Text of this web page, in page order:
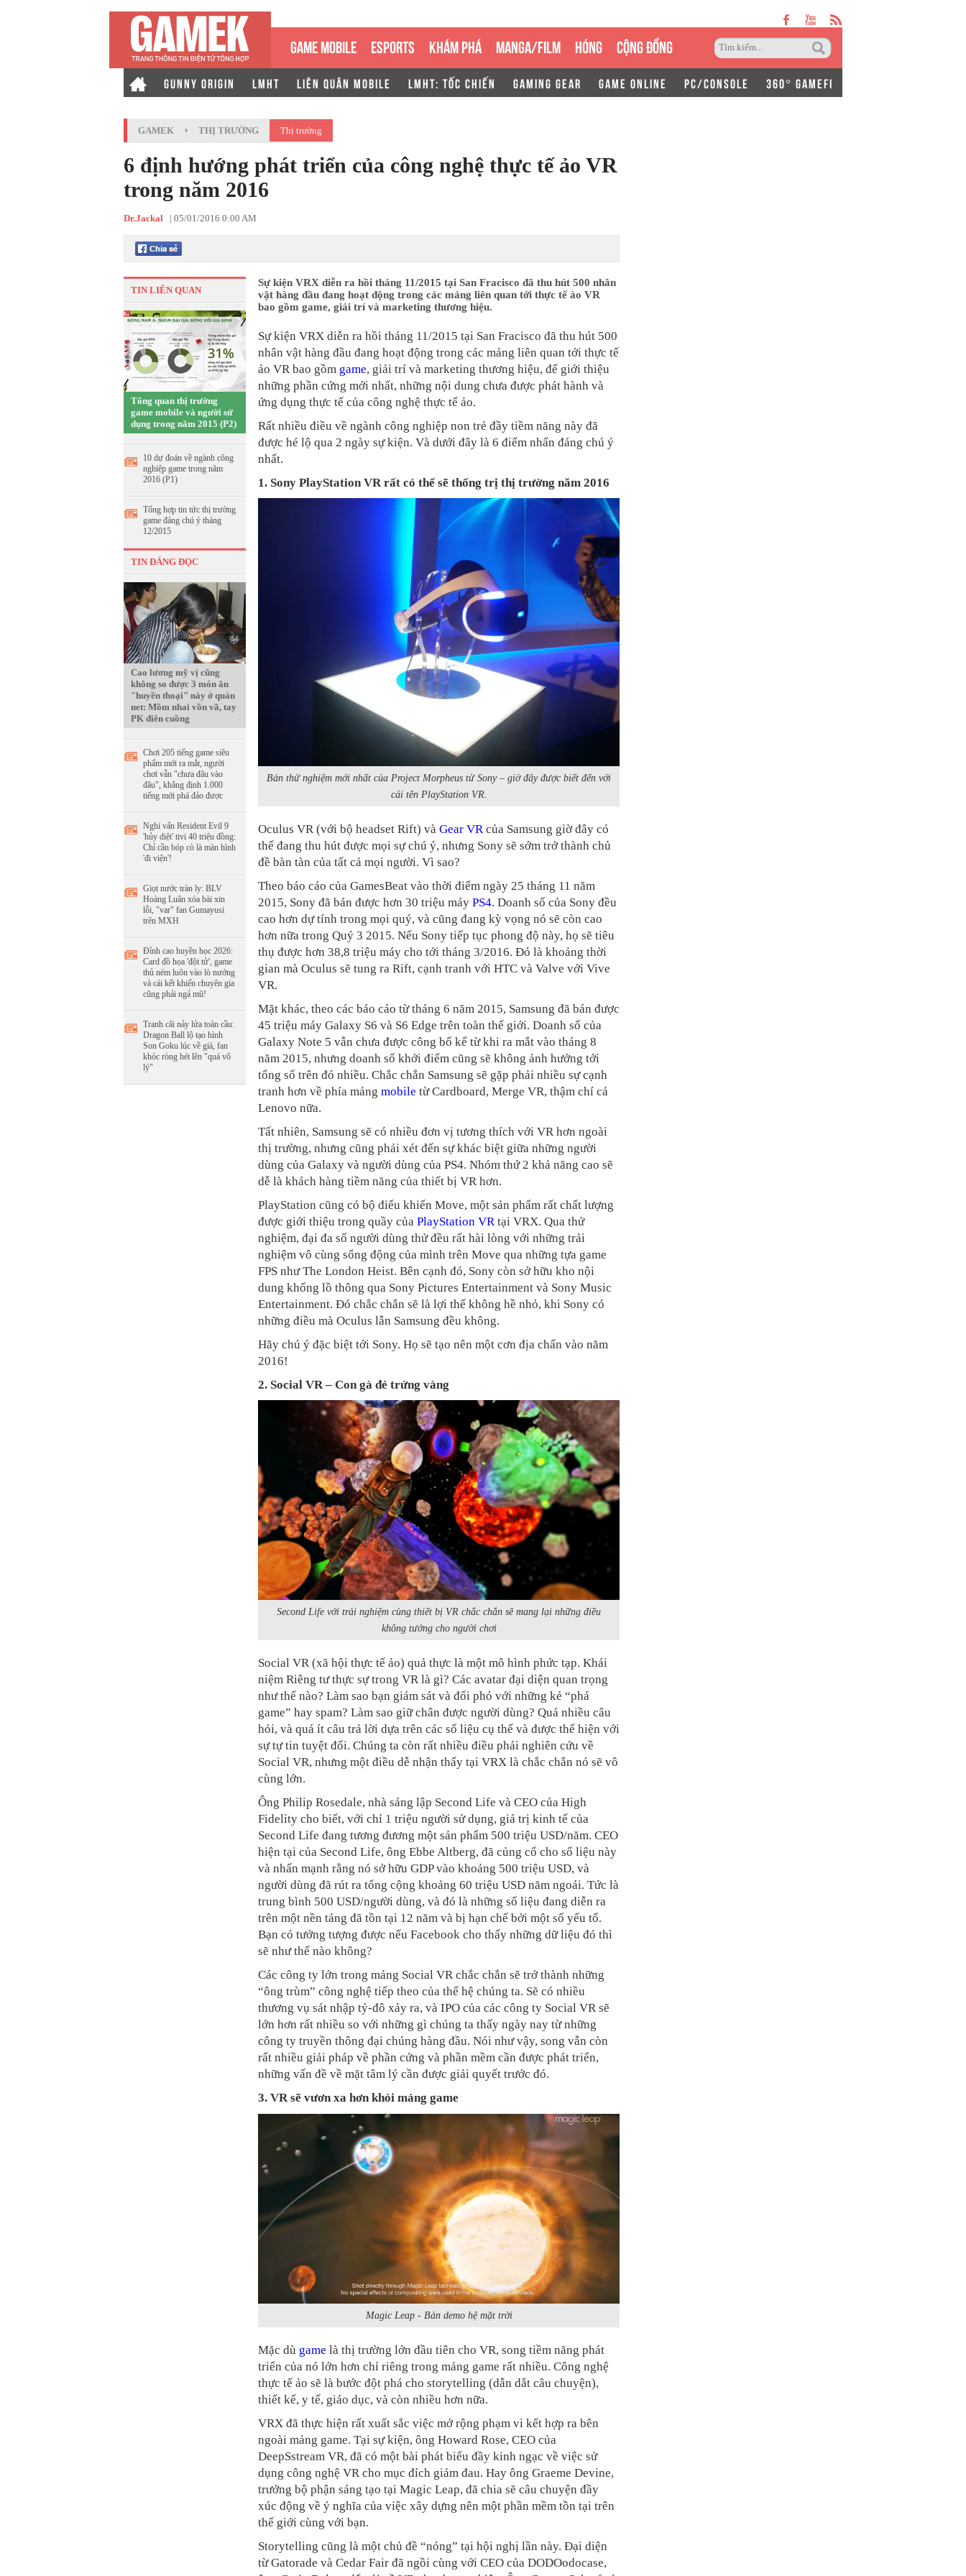
GAME MOBILE ESPORTS KHÁM PHÁ MANGA/FILM HÓNG CỘNG ĐỒNG
GUNNY ORIGIN LMHT LIÊN QUÂN MOBILE LMHT: TỐC CHIẾN GAMING GEAR GAME ONLINE PC/CONSOLE 360° GAMEFI
GAMEK › THỊ TRƯỜNG Thị trường
6 định hướng phát triển của công nghệ thực tế ảo VR
trong năm 2016
Dr.Jackal | 05/01/2016 0:00 AM
TIN LIÊN QUAN
Tổng quan thị trường
game mobile và người sử
dụng trong năm 2015 (P2)
10 dự đoán về ngành công
nghiệp game trong năm
2016 (P1)
Tổng hợp tin tức thị trường
game đáng chú ý tháng
12/2015
TIN ĐÁNG ĐỌC
Cao lương mỹ vị cũng
không so được 3 món ăn
"huyền thoại" này ở quán
net: Mồm nhai vồn vã, tay
PK điên cuồng
Chơi 205 tiếng game siêu
phẩm mới ra mắt, người
chơi vẫn "chưa đâu vào
đâu", khẳng định 1.000
tiếng mới phá đảo được
Nghi vấn Resident Evil 9
'hủy diệt' tivi 40 triệu đồng:
Chỉ cần bóp cò là màn hình
'đi viện'!
Giọt nước tràn ly: BLV
Hoàng Luân xóa bài xin
lỗi, "var" fan Gumayusi
trên MXH
Đỉnh cao huyền học 2026:
Card đồ họa 'đột tử', game
thủ ném luôn vào lò nướng
và cái kết khiến chuyên gia
cũng phải ngả mũ!
Tranh cãi nảy lửa toàn cầu:
Dragon Ball lộ tạo hình
Son Goku lúc về già, fan
khóc ròng hét lên "quá vô
lý"
Sự kiện VRX diễn ra hồi tháng 11/2015 tại San Fracisco đã thu hút 500 nhân
vật hàng đầu đang hoạt động trong các mảng liên quan tới thực tế ảo VR
bao gồm game, giải trí và marketing thương hiệu.
Sự kiện VRX diễn ra hồi tháng 11/2015 tại San Fracisco đã thu hút 500
nhân vật hàng đầu đang hoạt động trong các mảng liên quan tới thực tế
ảo VR bao gồm game, giải trí và marketing thương hiệu, để giới thiệu
những phần cứng mới nhất, những nội dung chưa được phát hành và
ứng dụng thực tế của công nghệ thực tế ảo.
Rất nhiều điều về ngành công nghiệp non trẻ đầy tiềm năng này đã
được hé lộ qua 2 ngày sự kiện. Và dưới đây là 6 điểm nhấn đáng chú ý
nhất.
1. Sony PlayStation VR rất có thể sẽ thống trị thị trường năm 2016
Bản thử nghiệm mới nhất của Project Morpheus từ Sony – giờ đây được biết đến với
cái tên PlayStation VR.
Oculus VR (với bộ headset Rift) và Gear VR của Samsung giờ đây có
thể đang thu hút được mọi sự chú ý, nhưng Sony sẽ sớm trở thành chủ
đề bàn tàn của tất cả mọi người. Vì sao?
Theo báo cáo của GamesBeat vào thời điểm ngày 25 tháng 11 năm
2015, Sony đã bán được hơn 30 triệu máy PS4. Doanh số của Sony đều
cao hơn dự tính trong mọi quý, và cũng đang kỳ vọng nó sẽ còn cao
hơn nữa trong Quý 3 2015. Nếu Sony tiếp tục phong độ này, họ sẽ tiêu
thụ được hơn 38,8 triệu máy cho tới tháng 3/2016. Đó là khoảng thời
gian mà Oculus sẽ tung ra Rift, cạnh tranh với HTC và Valve với Vive
VR.
Mặt khác, theo các báo cáo từ tháng 6 năm 2015, Samsung đã bán được
45 triệu máy Galaxy S6 và S6 Edge trên toàn thế giới. Doanh số của
Galaxy Note 5 vẫn chưa được công bố kể từ khi ra mắt vào tháng 8
năm 2015, nhưng doanh số khởi điểm cũng sẽ không ảnh hưởng tới
tổng số trên đó nhiều. Chắc chắn Samsung sẽ gặp phải nhiều sự cạnh
tranh hơn về phía mảng mobile từ Cardboard, Merge VR, thậm chí cả
Lenovo nữa.
Tất nhiên, Samsung sẽ có nhiều đơn vị tương thích với VR hơn ngoài
thị trường, nhưng cũng phải xét đến sự khác biệt giữa những người
dùng của Galaxy và người dùng của PS4. Nhóm thứ 2 khả năng cao sẽ
dễ là khách hàng tiềm năng của thiết bị VR hơn.
PlayStation cũng có bộ điểu khiển Move, một sản phẩm rất chất lượng
được giới thiệu trong quầy của PlayStation VRtại VRX. Qua thử
nghiệm, đại đa số người dùng thử đều rất hài lòng với những trải
nghiệm vô cùng sống động của mình trên Move qua những tựa game
FPS như The London Heist. Bên cạnh đó, Sony còn sở hữu kho nội
dung khổng lồ thông qua Sony Pictures Entertainment và Sony Music
Entertainment. Đó chắc chắn sẽ là lợi thế không hề nhỏ, khi Sony có
những điều mà Oculus lẫn Samsung đều không.
Hãy chú ý đặc biệt tới Sony. Họ sẽ tạo nên một cơn địa chấn vào năm
2016!
2. Social VR – Con gà đẻ trứng vàng
Second Life với trải nghiệm cùng thiết bị VR chắc chắn sẽ mang lại những điều
không tưởng cho người chơi
Social VR (xã hội thực tế ảo) quả thực là một mô hình phức tạp. Khái
niệm Riêng tư thực sự trong VR là gì? Các avatar đại diện quan trọng
như thế nào? Làm sao bạn giám sát và đối phó với những kẻ “phá
game” hay spam? Làm sao giữ chân được người dùng? Quá nhiều câu
hỏi, và quá ít câu trả lời dựa trên các số liệu cụ thể và được thể hiện với
sự tự tin tuyệt đối. Chúng ta còn rất nhiều điều phải nghiên cứu về
Social VR, nhưng một điều dễ nhận thấy tại VRX là chắc chắn nó sẽ vô
cùng lớn.
Ông Philip Rosedale, nhà sáng lập Second Life và CEO của High
Fidelity cho biết, với chỉ 1 triệu người sử dụng, giá trị kinh tế của
Second Life đang tương đương một sản phẩm 500 triệu USD/năm. CEO
hiện tại của Second Life, ông Ebbe Altberg, đã củng cố cho số liệu này
và nhấn mạnh rằng nó sở hữu GDP vào khoảng 500 triệu USD, và
người dùng đã rút ra tổng cộng khoảng 60 triệu USD năm ngoái. Tức là
trung bình 500 USD/người dùng, và đó là những số liệu đang diễn ra
trên một nền tảng đã tồn tại 12 năm và bị hạn chế bởi một số yếu tố.
Bạn có tưởng tượng được nếu Facebook cho thấy những dữ liệu đó thì
sẽ như thế nào không?
Các công ty lớn trong mảng Social VR chắc chắn sẽ trở thành những
“ông trùm” công nghệ tiếp theo của thế hệ chúng ta. Sẽ có nhiều
thương vụ sát nhập tỷ-đô xảy ra, và IPO của các công ty Social VR sẽ
lớn hơn rất nhiều so với những gì chúng ta thấy ngày nay từ những
công ty truyền thông đại chúng hàng đầu. Nói như vậy, song vẫn còn
rất nhiều giải pháp về phần cứng và phần mềm cần được phát triển,
những vấn đề về mặt tâm lý cần được giải quyết trước đó.
3. VR sẽ vươn xa hơn khỏi mảng game
Magic Leap - Bản demo hệ mặt trời
Mặc dù game là thị trường lớn đầu tiên cho VR, song tiềm năng phát
triển của nó lớn hơn chỉ riêng trong mảng game rất nhiều. Công nghệ
thực tế ảo sẽ là bước đột phá cho storytelling (dẫn dắt câu chuyện),
thiết kế, y tế, giáo dục, và còn nhiều hơn nữa.
VRX đã thực hiện rất xuất sắc việc mở rộng phạm vi kết hợp ra bên
ngoài mảng game. Tại sự kiện, ông Howard Rose, CEO của
DeepSstream VR, đã có một bài phát biểu đầy kinh ngạc về việc sử
dụng công nghệ VR cho mục đích giảm đau. Hay ông Graeme Devine,
trưởng bộ phận sáng tạo tại Magic Leap, đã chia sẽ câu chuyện đầy
xúc động về ý nghĩa của việc xây dựng nên một phần mềm tồn tại trên
thế giới cùng với bạn.
Storytelling cũng là một chủ đề “nóng” tại hội nghị lần này. Đại diện
từ Gatorade và Cedar Fair đã ngồi cùng với CEO của DODOodocase,